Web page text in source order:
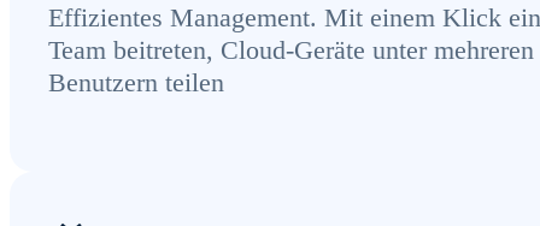
Effizientes Management. Mit einem Klick
Team beitreten, Cloud-Geräte unter mehreren
Benutzern teilen